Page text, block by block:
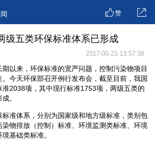
赞
级五类环保标准体系已形成
2017-05-23 13:57:38
期以来，环保标准的宽严问题，控制污染物项目
今天环保部召开例行发布会，截至目前，我国
准2038项，其中现行标准1753项，两级五类的
。
体系，分别为国家级和地方级标准，类别包
物排放（控制）标准、环境监测类标准、环境
基础类标准。